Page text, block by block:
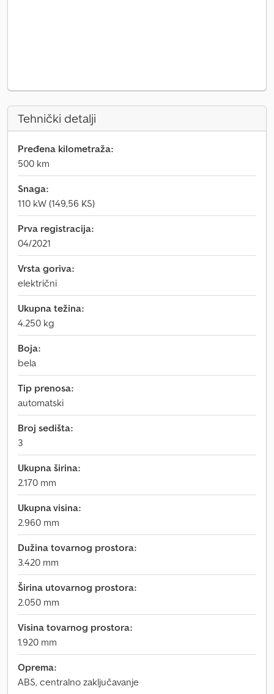
Tehnički detalji
Pređena kilometraža:
500 km
Snaga:
110 kW (149,56 KS)
Prva registracija:
04/2021
Vrsta goriva:
električni
Ukupna težina:
4.250 kg
Boja:
bela
Tip prenosa:
automatski
Broj sedišta:
3
Ukupna širina:
2.170 mm
Ukupna visina:
2.960 mm
Dužina tovarnog prostora:
3.420 mm
Širina utovarnog prostora:
2.050 mm
Visina tovarnog prostora:
1.920 mm
Oprema:
ABS, centralno zaključavanje